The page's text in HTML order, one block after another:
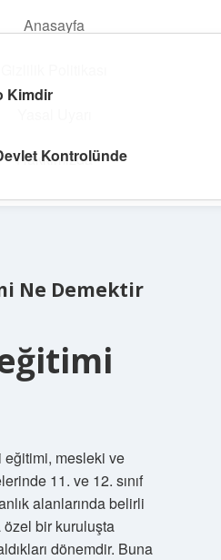
Anasayfa
Hakkımızda
ve İlham
dünyanı inşa et!
Ne Demektir
mesleki ve
11. ve 12. sınıf
alanlarında belirli
bir kuruluşta
dönemdir. Buna
Kimdir
Kontrolünde